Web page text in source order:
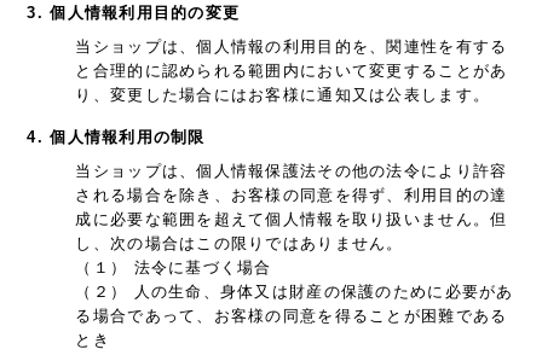
3. 個人情報利用目的の変更
当ショップは、個人情報の利用目的を、関連性を有する
と合理的に認められる範囲内において変更することがあ
り、変更した場合にはお客様に通知又は公表します。
4. 個人情報利用の制限
当ショップは、個人情報保護法その他の法令により許容
される場合を除き、お客様の同意を得ず、利用目的の達
成に必要な範囲を超えて個人情報を取り扱いません。但
し、次の場合はこの限りではありません。
（１） 法令に基づく場合
（２） 人の生命、身体又は財産の保護のために必要があ
る場合であって、お客様の同意を得ることが困難である
とき